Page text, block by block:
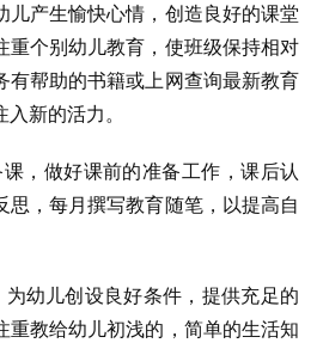
儿产生愉快心情，创造良好的课堂
重个别幼儿教育，使班级保持相对
有帮助的书籍或上网查询最新教育
新的活力。
，做好课前的准备工作，课后认
思，每月撰写教育随笔，以提高自
幼儿创设良好条件，提供充足的
重教给幼儿初浅的，简单的生活知